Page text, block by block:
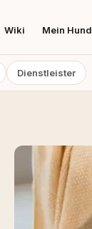
Wiki Mein Hund
Dienstleister